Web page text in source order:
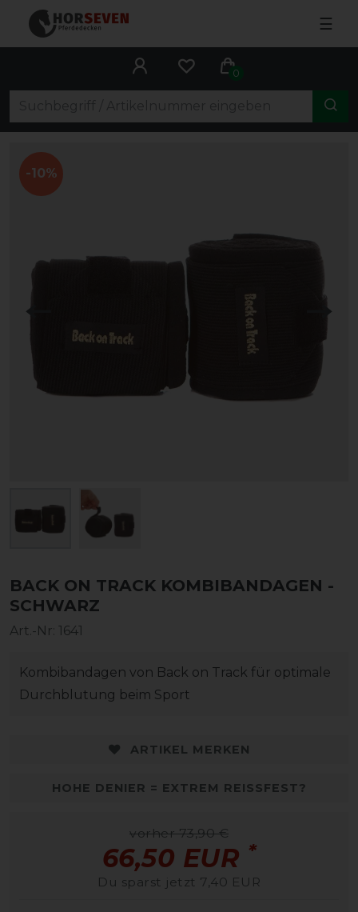
☰
0
-10%
BACK ON TRACK KOMBIBANDAGEN -
SCHWARZ
Art.-Nr: 1641
Kombibandagen von Back on Track für optimale
Durchblutung beim Sport
ARTIKEL MERKEN
HOHE DENIER = EXTREM REISSFEST?
vorher 73,90 €
66,50 EUR *
Du sparst jetzt 7,40 EUR